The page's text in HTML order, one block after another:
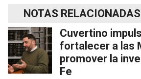
NOTAS RELACIONADAS
Cuvertino
fortalecer a las
promover la
Fe